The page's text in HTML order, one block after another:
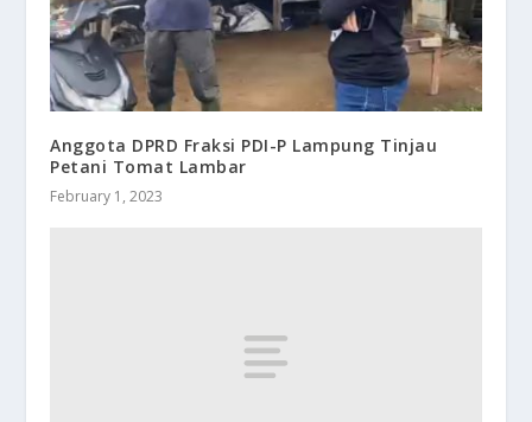
Anggota DPRD Fraksi PDI-P Lampung Tinjau
Petani Tomat Lambar
February 1, 2023